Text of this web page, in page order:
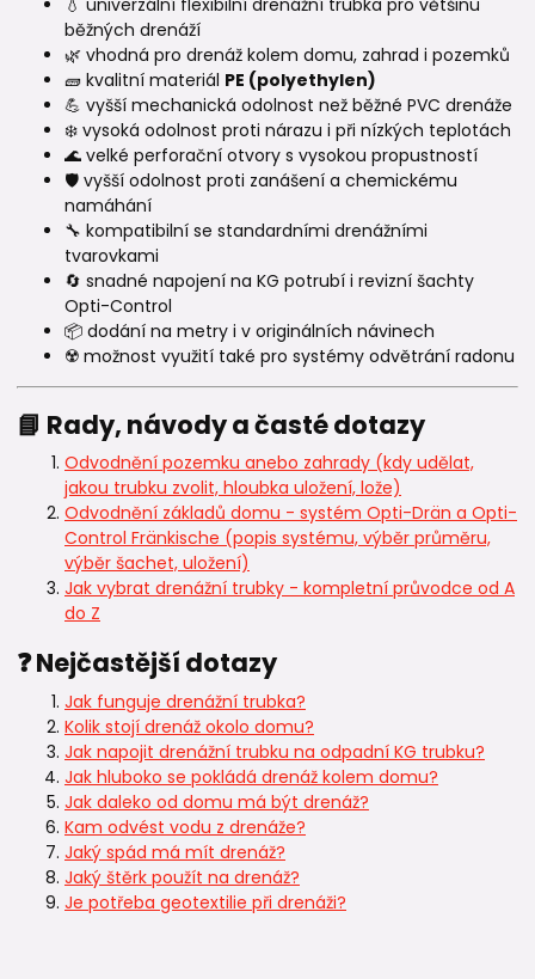
💧 univerzální flexibilní drenážní trubka pro většinu
běžných drenáží
🌿 vhodná pro drenáž kolem domu, zahrad i pozemků
🧱 kvalitní materiál PE (polyethylen)
💪 vyšší mechanická odolnost než běžné PVC drenáže
❄️ vysoká odolnost proti nárazu i při nízkých teplotách
🌊 velké perforační otvory s vysokou propustností
🛡️ vyšší odolnost proti zanášení a chemickému
namáhání
🔧 kompatibilní se standardními drenážními
tvarovkami
🔄 snadné napojení na KG potrubí i revizní šachty
Opti-Control
📦 dodání na metry i v originálních návinech
☢️ možnost využití také pro systémy odvětrání radonu
📘 Rady, návody a časté dotazy
Odvodnění pozemku anebo zahrady (kdy udělat,
jakou trubku zvolit, hloubka uložení, lože)
Odvodnění základů domu - systém Opti-Drän a Opti-
Control Fränkische (popis systému, výběr průměru,
výběr šachet, uložení)
Jak vybrat drenážní trubky - kompletní průvodce od A
do Z
❓ Nejčastější dotazy
Jak funguje drenážní trubka?
Kolik stojí drenáž okolo domu?
Jak napojit drenážní trubku na odpadní KG trubku?
Jak hluboko se pokládá drenáž kolem domu?
Jak daleko od domu má být drenáž?
Kam odvést vodu z drenáže?
Jaký spád má mít drenáž?
Jaký štěrk použít na drenáž?
Je potřeba geotextilie při drenáži?